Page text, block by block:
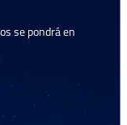
se pondrá en